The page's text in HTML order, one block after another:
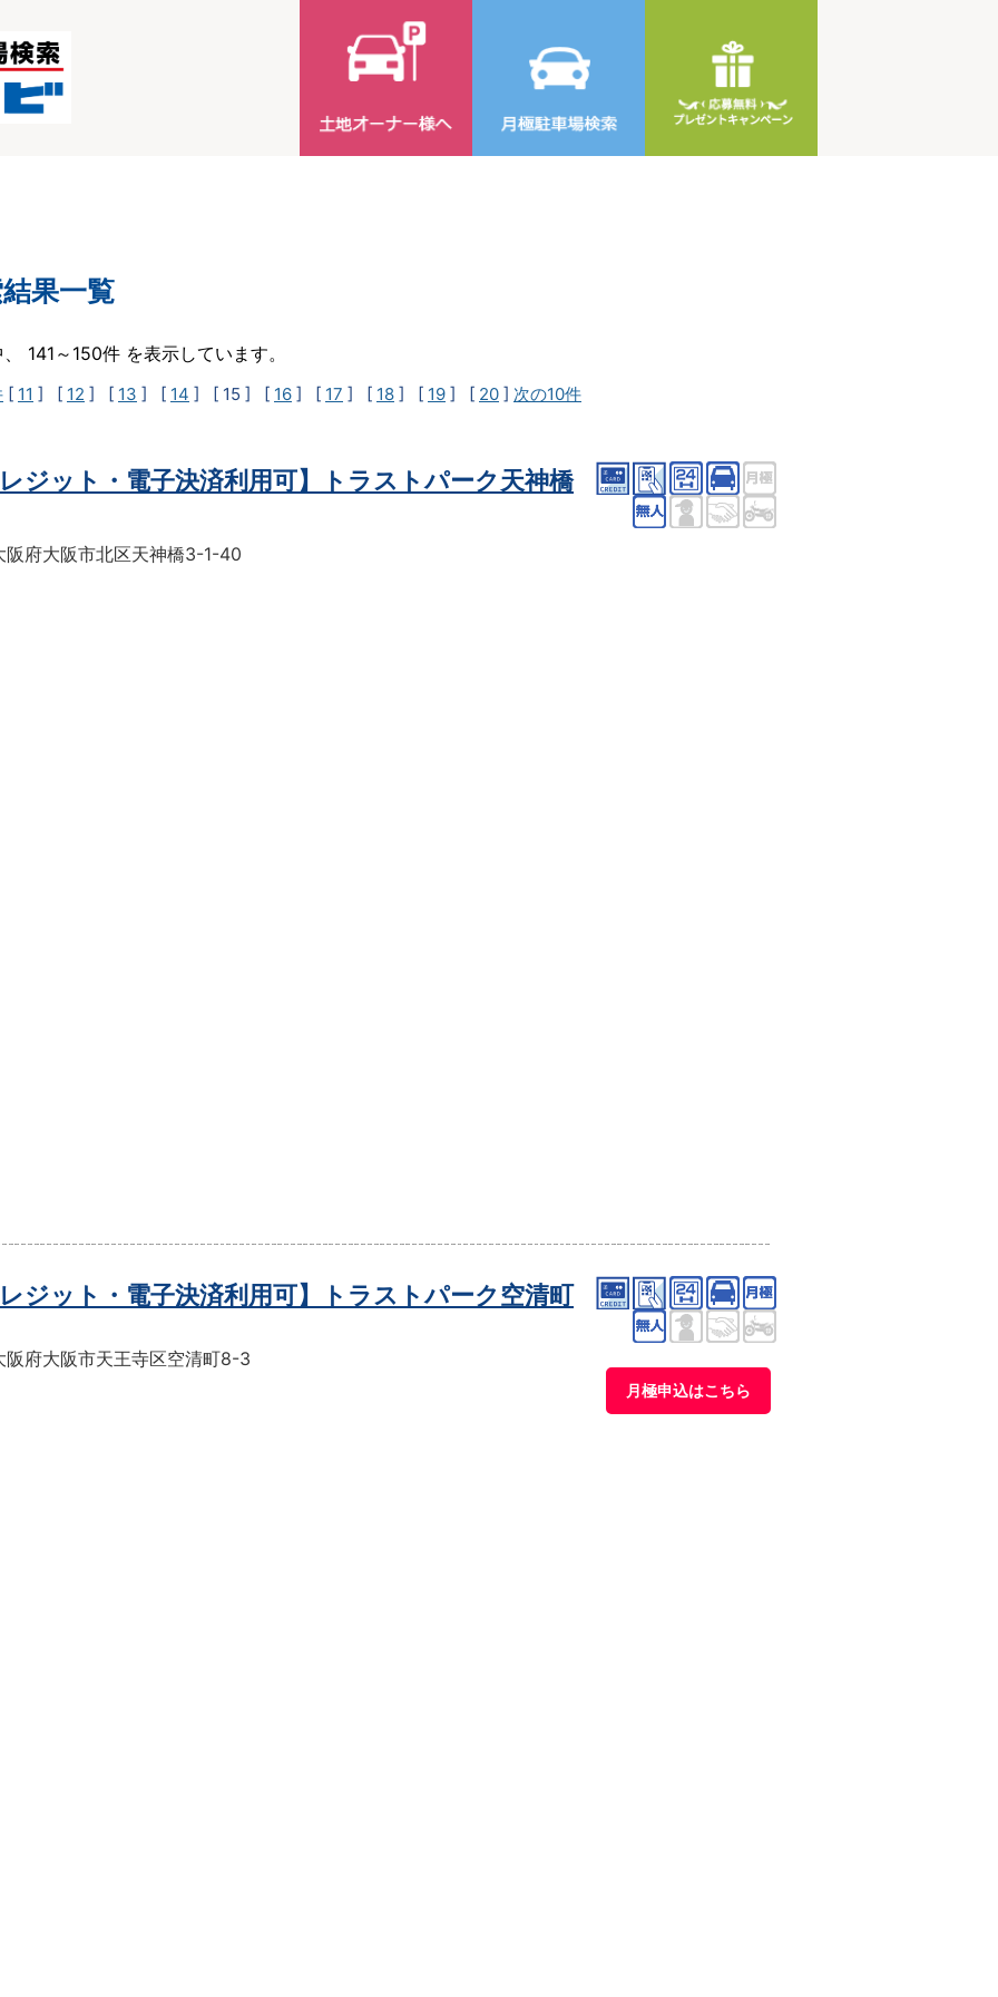
果一覧
141～150件 を表示しています。
[ 11 ] [ 12 ] [ 13 ] [ 14 ] [ 15 ] [ 16 ] [ 17 ] [ 18 ] [ 19 ] [ 20 ] 次の10件
レジット・電子決済利用可】トラストパーク天神橋
阪府大阪市北区天神橋3-1-40
レジット・電子決済利用可】トラストパーク空清町
阪府大阪市天王寺区空清町8-3
月極申込はこちら